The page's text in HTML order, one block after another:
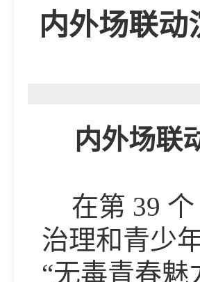
内外场联
内外场联
在第 39 个
治理和青少
“无毒青春